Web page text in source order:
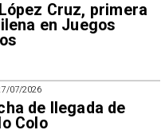
Cruz, primera
en Juegos
07/2026
de llegada de
Colo